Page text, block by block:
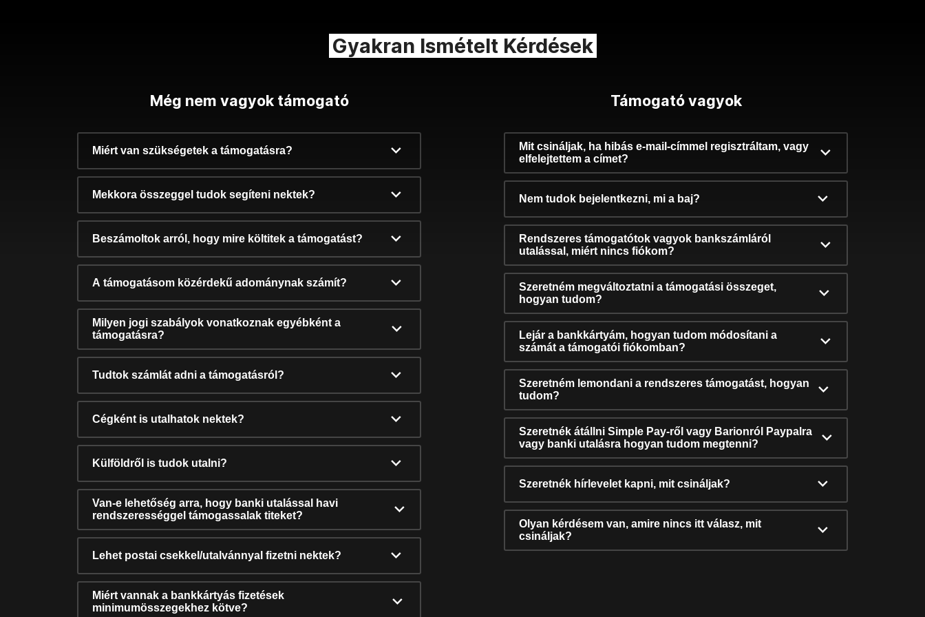
Gyakran Ismételt Kérdések
Még nem vagyok támogató
Miért van szükségetek a támogatásra?
Mekkora összeggel tudok segíteni nektek?
Beszámoltok arról, hogy mire költitek a támogatást?
A támogatásom közérdekű adománynak számít?
Milyen jogi szabályok vonatkoznak egyébként a
támogatásra?
Tudtok számlát adni a támogatásról?
Cégként is utalhatok nektek?
Külföldről is tudok utalni?
Van-e lehetőség arra, hogy banki utalással havi
rendszerességgel támogassalak titeket?
Lehet postai csekkel/utalvánnyal fizetni nektek?
Miért vannak a bankkártyás fizetések
minimumösszegekhez kötve?
Támogató vagyok
Mit csináljak, ha hibás e-mail-címmel regisztráltam, vagy
elfelejtettem a címet?
Nem tudok bejelentkezni, mi a baj?
Rendszeres támogatótok vagyok bankszámláról
utalással, miért nincs fiókom?
Szeretném megváltoztatni a támogatási összeget,
hogyan tudom?
Lejár a bankkártyám, hogyan tudom módosítani a
számát a támogatói fiókomban?
Szeretném lemondani a rendszeres támogatást, hogyan
tudom?
Szeretnék átállni Simple Pay-ről vagy Barionról Paypalra
vagy banki utalásra hogyan tudom megtenni?
Szeretnék hírlevelet kapni, mit csináljak?
Olyan kérdésem van, amire nincs itt válasz, mit
csináljak?